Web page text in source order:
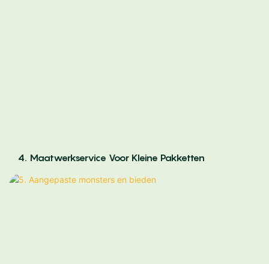
4. Maatwerkservice Voor Kleine Pakketten